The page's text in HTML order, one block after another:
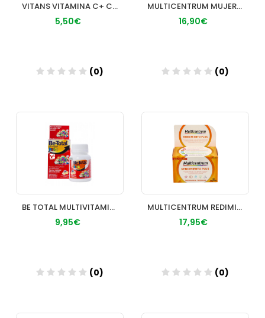
VITANS VITAMINA C+ COMPRIMIDOS EFERVESCENTES 20
5,50€
(0)
MULTICENTRUM MUJER 50+ 30 COMP
16,90€
(0)
BE TOTAL MULTIVITAMINAS KIDS COMP MASTICABLES 30
9,95€
(0)
MULTICENTRUM REDIMIENTO PLUS
17,95€
(0)